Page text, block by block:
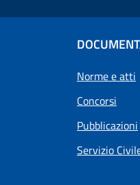
Norme e atti
Concorsi
Pubblicazioni
Servizio